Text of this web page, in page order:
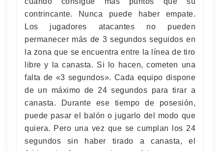
contrincante. Nunca puede haber empate.
Los jugadores atacantes no pueden
permanecer más de 3 segundos seguidos en
la zona que se encuentra entre la línea de tiro
libre y la canasta. Si lo hacen, cometen una
falta de «3 segundos». Cada equipo dispone
de un máximo de 24 segundos para tirar a
canasta. Durante ese tiempo de posesión,
puede pasar el balón o jugarlo del modo que
quiera. Pero una vez que se cumplan los 24
segundos sin haber tirado a canasta, el